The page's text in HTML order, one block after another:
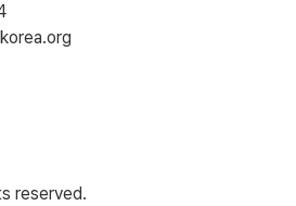
reserved.